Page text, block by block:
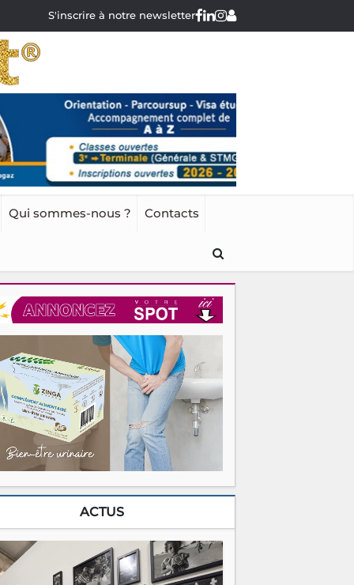
S'inscrire à notre newsletter
Qui sommes-nous ? Contacts
ACTUS